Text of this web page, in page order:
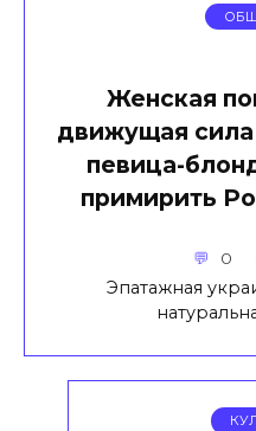
Женская
движущая сила
певица-
примирить
0
Эпатажная